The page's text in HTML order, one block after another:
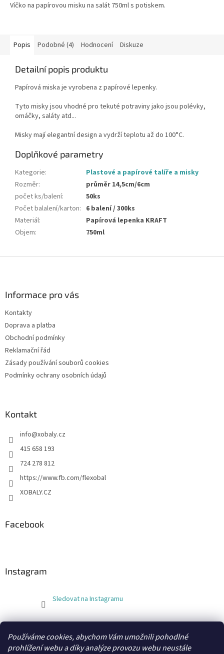
Používáme cookies, abychom Vám umožnili pohodlné
prohlížení webu a díky analýze provozu webu neustále
Víčko na papírovou misku na salát 750ml s potiskem.
Popis Podobné (4) Hodnocení Diskuze
Detailní popis produktu
Papírová miska je vyrobena z papírové lepenky.
Tyto misky jsou vhodné pro tekuté potraviny jako jsou polévky,
omáčky, saláty atd...
Misky mají elegantní design a vydrží teplotu až do 100°C.
Doplňkové parametry
Kategorie:
Plastové a papírové talíře a misky
Rozměr:
průměr 14,5cm/6cm
počet ks/balení:
50ks
Počet balalení/karton: 6 balení / 300ks
Materiál:
Papírová lepenka KRAFT
Objem: 750ml
Informace pro vás
Kontakty
Doprava a platba
Obchodní podmínky
Reklamační řád
Zásady používání souborů cookies
Podmínky ochrany osobních údajů
Kontakt
info@xobaly.cz
415 658 193
724 278 812
https://www.fb.com/flexobal
XOBALY.CZ
Facebook
Instagram
Sledovat na Instagramu